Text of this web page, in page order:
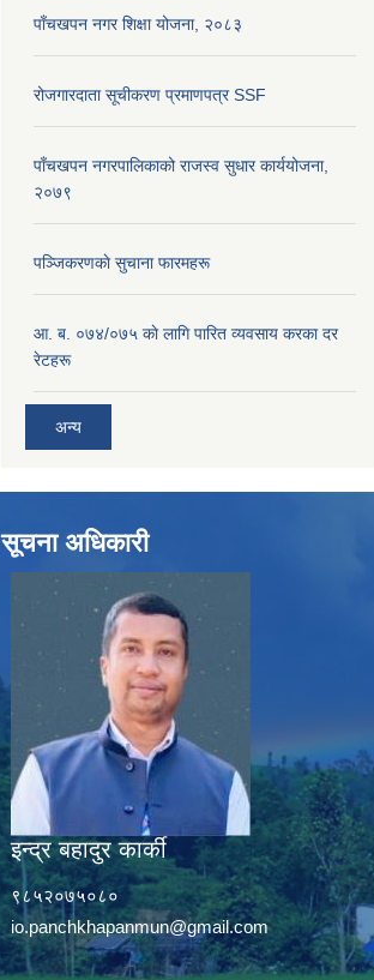
पाँचखपन नगर शिक्षा योजना, २०८३
रोजगारदाता सूचीकरण प्रमाणपत्र SSF
पाँचखपन नगरपालिकाको राजस्व सुधार कार्ययोजना,
२०७९
पञ्जिकरणकाे सुचाना फारमहरू
आ. ब. ०७४/०७५ काे लागि पारित व्यवसाय करका दर
रेटहरू
अन्य
सूचना अधिकारी
इन्द्र बहादुर कार्की
९८५२०७५०८०
io.panchkhapanmun@gmail.com